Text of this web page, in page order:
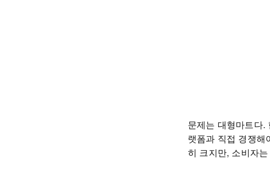
문제는 대형마트다.
랫폼과 직접 경쟁해
히 크지만, 소비자